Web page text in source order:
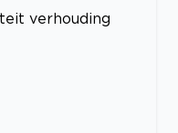
verhouding